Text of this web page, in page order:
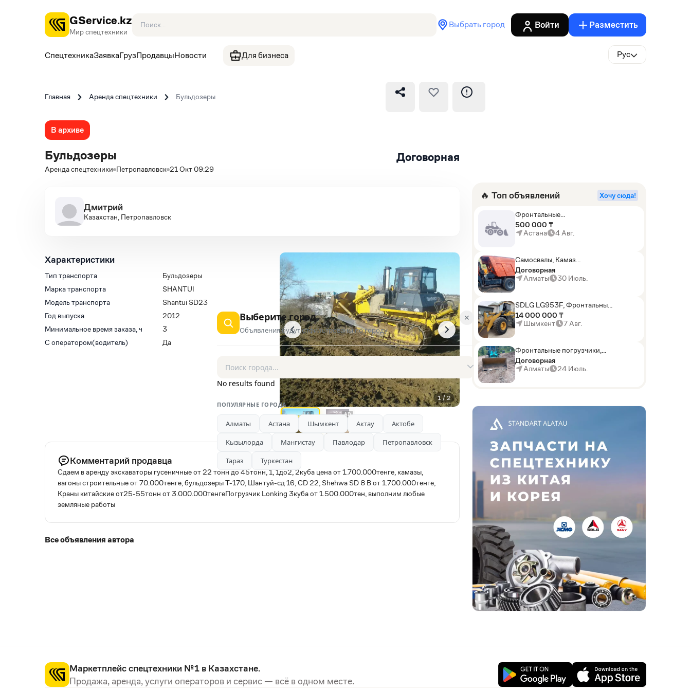
GService.kz
Мир спецтехники
Выбрать город Войти Разместить
СпецтехникаЗаявкаГрузПродавцыНовости Для бизнеса Рус
Главная Аренда спецтехники Бульдозеры
В архиве
Бульдозеры
Аренда спецтехники Петропавловск 21 Окт 09:29
Договорная
Дмитрий
Казахстан, Петропавловск
Характеристики
Тип транспорта
Бульдозеры
Марка транспорта
SHANTUI
Модель транспорта
Shantui SD23
Год выпуска
2012
Минимальное время заказа, ч
3
С оператором(водитель)
Да
1 / 2
AD
Комментарий продавца
Сдаем в аренду экскаваторы гусеничные от 22 тонн до 45тонн, 1, 1до2, 2куба цена от 1.700.000тенге, камазы,
вагоны строительные от 70.000тенге, бульдозеры Т-170, Шантуй-сд 16, CD 22, Shehwa SD 8 B от 1.700.000тенге,
Краны китайские от25-55тонн от 3.000.000тенгеПогрузчик Lonking 3куба от 1.500.000тен, выполним любые
земляные работы
Все объявления автора
🔥 Топ объявлений Хочу сюда!
Фронтальные
погрузчики,Экскаваторы-
погрузчики,Мини-
погрузчики,Горные
500 000 ₸
Астана
4 Авг.
Самосвалы, Камаз
АГП-29РТ (шасси
KАМАЗ-43114 6x6)
Договорная
Алматы
30 Июль.
SDLG LG953F, Фронтальные
погрузчики
14 000 000 ₸
Шымкент
7 Авг.
Фронтальные погрузчики,
Sunward ZYJ 320
Договорная
Алматы
24 Июль.
Маркетплейс спецтехники №1 в Казахстане.
Продажа, аренда, услуги операторов и сервис — всё в одном месте.
✕
Выберите город
Объявления будут отфильтрованы по городу
No results found
ПОПУЛЯРНЫЕ ГОРОДА
Алматы Астана Шымкент Актау
Актобе
Кызылорда
Мангистау Павлодар
Петропавловск
Тараз
Туркестан